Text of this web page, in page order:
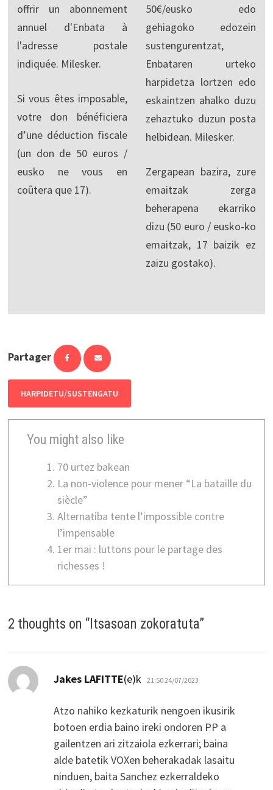
offrir un abonnement
annuel d'Enbata à
l'adresse postale
indiquée. Milesker.
Si vous êtes imposable,
votre don bénéficiera
d’une déduction fiscale
(un don de 50 euros /
eusko ne vous en
coûtera que 17).
50€/eusko edo
gehiagoko edozein
sustengurentzat,
Enbataren urteko
harpidetza lortzen edo
eskaintzen ahalko duzu
zehaztuko duzun posta
helbidean. Milesker.
Zergapean bazira, zure
emaitzak zerga
beherapena ekarriko
dizu (50 euro / eusko-ko
emaitzak, 17 baizik ez
zaizu gostako).
Partager
HARPIDETU/SUSTENGATU
You might also like
70 urtez bakean
La non-violence pour mener “La bataille du
siècle”
Alternatiba tente l’impossible contre
l’impensable
1er mai : luttons pour le partage des
richesses !
2 thoughts on “Itsasoan zokoratuta”
Jakes LAFITTE(e)k dio:
21:50 24/07/2023
Atzo nahiko kezkaturik nengoen ikusirik
botoen erdia baino ireki ondoren PP a
gailentzen ari zitzaiola ezkerrari; baina
alde batetik VOXen beherakadak lasaitu
ninduen, baita Sanchez ezkerraldeko